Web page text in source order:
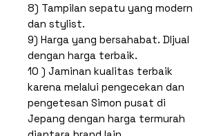
8) Tampilan sepatu yang modern
dan stylist.
9) Harga yang bersahabat. DIjual
dengan harga terbaik.
10 ) Jaminan kualitas terbaik
karena melalui pengecekan dan
pengetesan Simon pusat di
Jepang dengan harga termurah